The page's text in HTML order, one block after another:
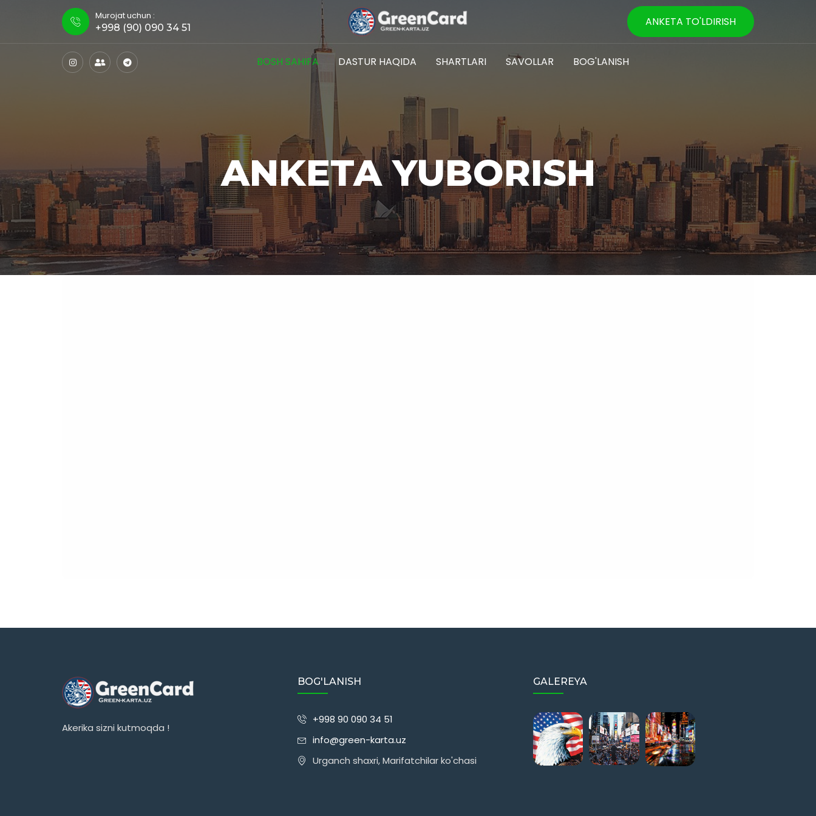
Murojat uchun :
+998 (90) 090 34 51
ANKETA TO'LDIRISH
BOSH SAHIFA DASTUR HAQIDA SHARTLARI SAVOLLAR BOG'LANISH
ANKETA YUBORISH
Akerika sizni kutmoqda !
BOG'LANISH
+998 90 090 34 51
info@green-karta.uz
Urganch shaxri, Marifatchilar ko'chasi
GALEREYA